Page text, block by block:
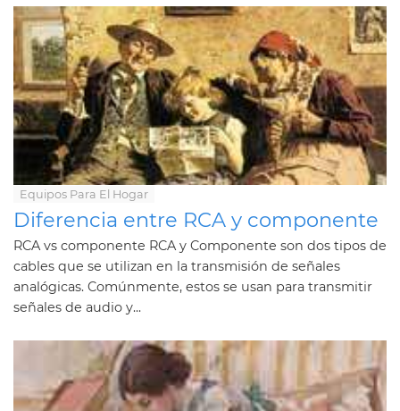
Equipos Para El Hogar
Diferencia entre RCA y componente
RCA vs componente RCA y Componente son dos tipos de
cables que se utilizan en la transmisión de señales
analógicas. Comúnmente, estos se usan para transmitir
señales de audio y...